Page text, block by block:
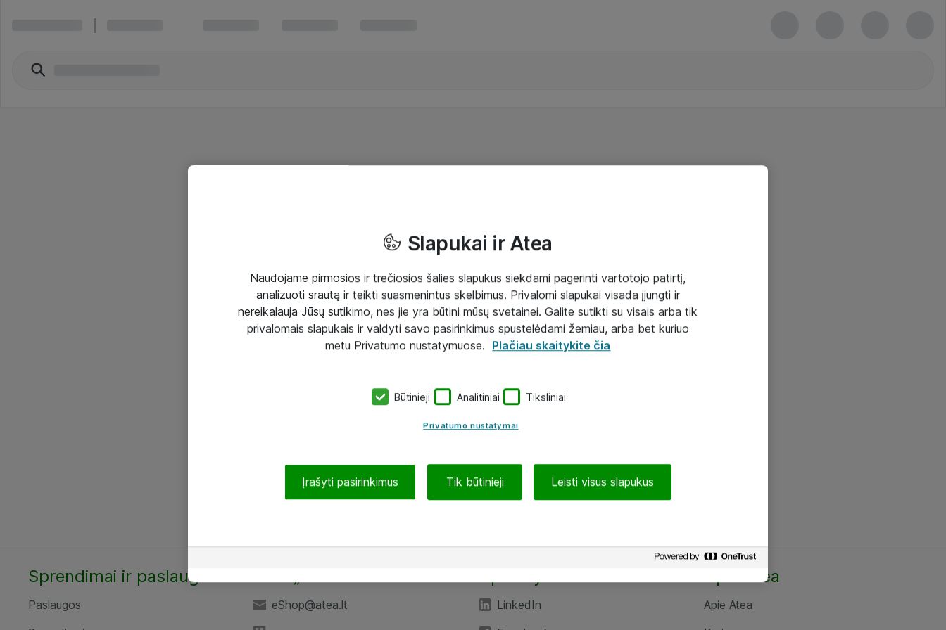
Sprendimai ir paslaugos
Paslaugos
eShop@atea.lt
LinkedIn
Apie Atea
Apie Atea
Slapukai ir Atea
Naudojame pirmosios ir trečiosios šalies slapukus siekdami pagerinti vartotojo patirtį,
analizuoti srautą ir teikti suasmenintus skelbimus. Privalomi slapukai visada įjungti ir
nereikalauja Jūsų sutikimo, nes jie yra būtini mūsų svetainei. Galite sutikti su visais arba tik
privalomais slapukais ir valdyti savo pasirinkimus spustelėdami žemiau, arba bet kuriuo
metu Privatumo nustatymuose. Plačiau skaitykite čia
Būtinieji Analitiniai Tiksliniai
Privatumo nustatymai
Įrašyti pasirinkimus Tik būtinieji Leisti visus slapukus